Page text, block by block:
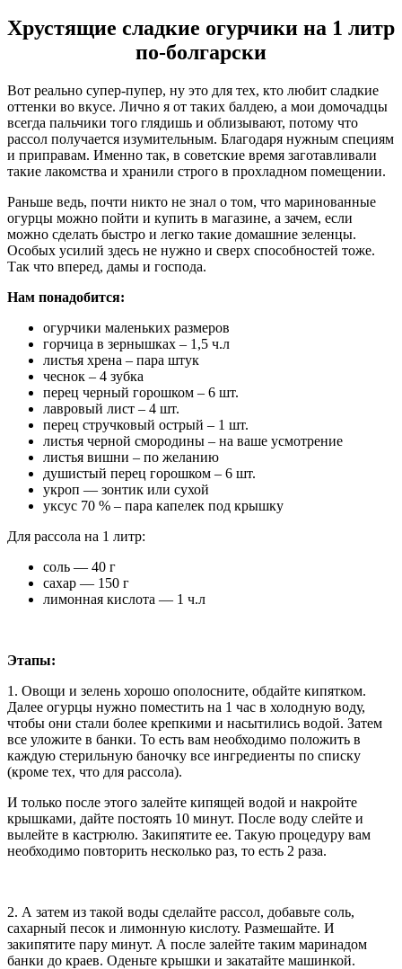
Хрустящие сладкие огурчики на 1 литр
по-болгарски
Вот реально супер-пупер, ну это для тех, кто любит сладкие
оттенки во вкусе. Лично я от таких балдею, а мои домочадцы
всегда пальчики того глядишь и облизывают, потому что
рассол получается изумительным. Благодаря нужным специям
и приправам. Именно так, в советские время заготавливали
такие лакомства и хранили строго в прохладном помещении.
Раньше ведь, почти никто не знал о том, что маринованные
огурцы можно пойти и купить в магазине, а зачем, если
можно сделать быстро и легко такие домашние зеленцы.
Особых усилий здесь не нужно и сверх способностей тоже.
Так что вперед, дамы и господа.
Нам понадобится:
огурчики маленьких размеров
горчица в зернышках – 1,5 ч.л
листья хрена – пара штук
чеснок – 4 зубка
перец черный горошком – 6 шт.
лавровый лист – 4 шт.
перец стручковый острый – 1 шт.
листья черной смородины – на ваше усмотрение
листья вишни – по желанию
душистый перец горошком – 6 шт.
укроп — зонтик или сухой
уксус 70 % – пара капелек под крышку
Для рассола на 1 литр:
соль — 40 г
сахар — 150 г
лимонная кислота — 1 ч.л
Этапы:
1. Овощи и зелень хорошо ополосните, обдайте кипятком.
Далее огурцы нужно поместить на 1 час в холодную воду,
чтобы они стали более крепкими и насытились водой. Затем
все уложите в банки. То есть вам необходимо положить в
каждую стерильную баночку все ингредиенты по списку
(кроме тех, что для рассола).
И только после этого залейте кипящей водой и накройте
крышками, дайте постоять 10 минут. После воду слейте и
вылейте в кастрюлю. Закипятите ее. Такую процедуру вам
необходимо повторить несколько раз, то есть 2 раза.
2. А затем из такой воды сделайте рассол, добавьте соль,
сахарный песок и лимонную кислоту. Размешайте. И
закипятите пару минут. А после залейте таким маринадом
банки до краев. Оденьте крышки и закатайте машинкой.